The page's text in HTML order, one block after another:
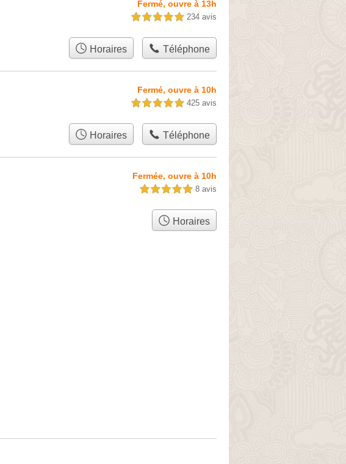
Fermé, ouvre à 13h
5,0 étoiles sur 5 234 avis
Horaires Téléphone
Fermé, ouvre à 10h
5,0 étoiles sur 5 425 avis
Horaires Téléphone
Fermée, ouvre à 10h
5,0 étoiles sur 5 8 avis
Horaires